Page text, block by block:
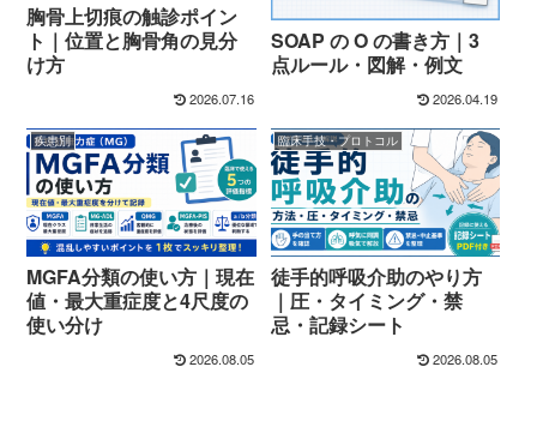
胸骨上切痕の触診ポイン
ト｜位置と胸骨角の見分
け方
2026.07.16
SOAP の O の書き方｜3
点ルール・図解・例文
2026.04.19
疾患別
MGFA分類の使い方｜現在
値・最大重症度と4尺度の
使い分け
2026.08.05
臨床手技・プロトコル
徒手的呼吸介助のやり方
｜圧・タイミング・禁
忌・記録シート
2026.08.05